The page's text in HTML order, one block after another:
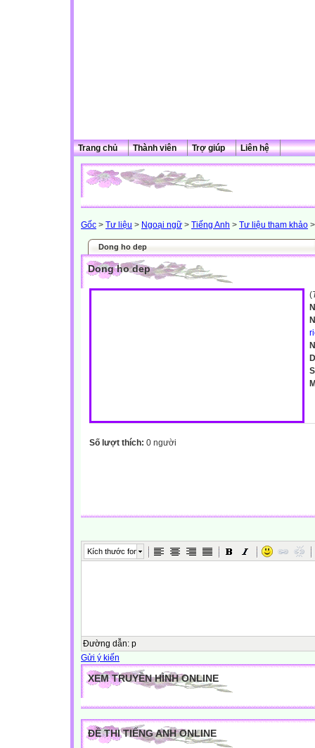
Trang chủ Thành viên Trợ giúp Liên hệ
Gốc > Tư liệu > Ngoại ngữ > Tiếng Anh > Tư liệu tham khảo >
Dong ho dep
Dong ho dep
(
Số lượt thích: 0 người
Kích thước font
Đường dẫn: p
Gửi ý kiến
XEM TRUYỀN HÌNH ONLINE
ĐỀ THI TIẾNG ANH ONLINE